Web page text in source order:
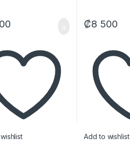
₡8 500
Add to wishlist